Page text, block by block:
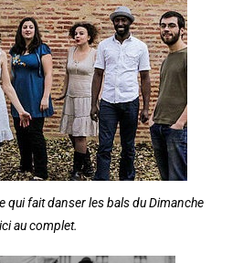
qui fait danser les bals du Dimanche
ici au complet.